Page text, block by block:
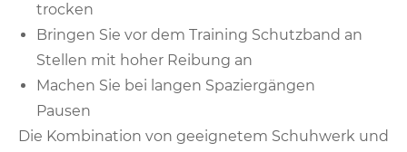
trocken
Bringen Sie vor dem Training Schutzband an
Stellen mit hoher Reibung an
Machen Sie bei langen Spaziergängen
Pausen
Die Kombination von geeignetem Schuhwerk und